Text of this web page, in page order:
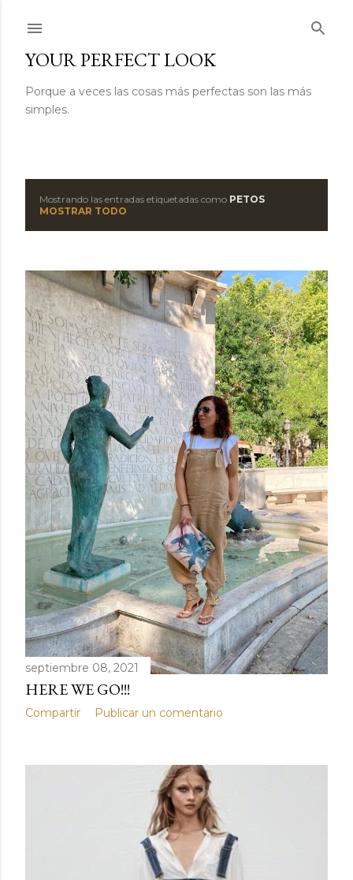
YOUR PERFECT LOOK
Porque a veces las cosas más perfectas son las más
simples.
t
r
a
d
a
s
Mostrando las entradas etiquetadas como PETOS
MOSTRAR TODO
septiembre 08, 2021
HERE WE GO!!!
Compartir Publicar un comentario